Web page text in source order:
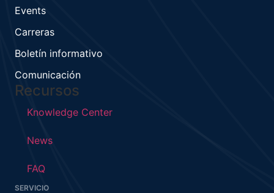
Events
Carreras
Boletín informativo
Comunicación
Recursos
Knowledge Center
News
FAQ
SERVICIO